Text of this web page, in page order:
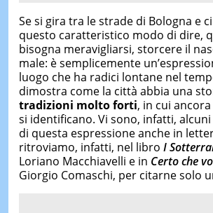
Se si gira tra le strade di Bologna e
questo caratteristico modo di dire,
bisogna meravigliarsi, storcere il
male: è semplicemente
luogo che ha radici lontane nel
dimostra come la città abbia una
tradizioni molto forti, in cui
si identificano. Vi sono, infatti, alcuni
di questa espressione anche in
ritroviamo, infatti, nel libro I
Loriano Macchiavelli e in Certo che
Giorgio Comaschi, per citarne solo